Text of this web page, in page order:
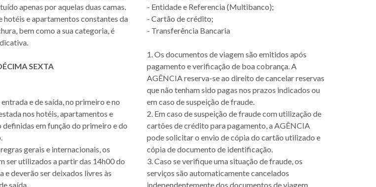
apenas por aquelas duas camas.
hotéis e apartamentos constantes da
bem como a sua categoria, é
SEXTA
entrada e de saída, no primeiro e no
nos hotéis, apartamentos e
definidas em função do primeiro e do
regras gerais e internacionais, os
ser utilizados a partir das 14h00 do
e deverão ser deixados livres às
saída.
- Entidade e Referencia (Multibanco);
- Cartão de crédito;
- Transferência Bancaria
1. Os documentos de viagem são emitidos após
pagamento e verificação de boa cobrança. A
AGÊNCIA reserva-se ao direito de cancelar reservas
que não tenham sido pagas nos prazos indicados ou
em caso de suspeição de fraude.
2. Em caso de suspeição de fraude com utilização de
cartões de crédito para pagamento, a AGÊNCIA
pode solicitar o envio de cópia do cartão utilizado e
cópia de documento de identificação.
3. Caso se verifique uma situação de fraude, os
serviços são automaticamente cancelados
independentemente dos documentos de viagem